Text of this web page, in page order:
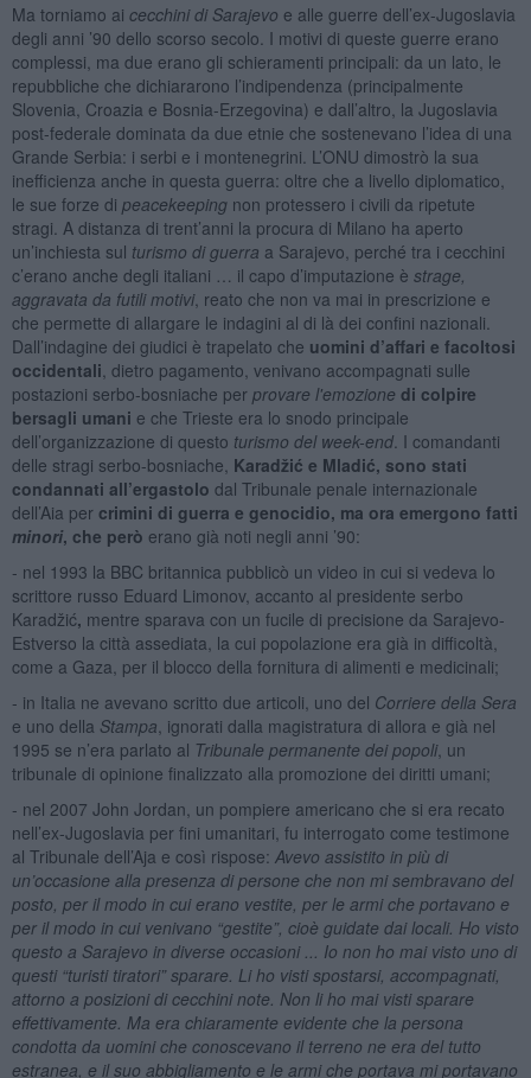
Ma torniamo ai cecchini di Sarajevo e alle guerre dell’ex-Jugoslavia
degli anni ’90 dello scorso secolo. I motivi di queste guerre erano
complessi, ma due erano gli schieramenti principali: da un lato, le
repubbliche che dichiararono l’indipendenza (principalmente
Slovenia, Croazia e Bosnia-Erzegovina) e dall’altro, la Jugoslavia
post-federale dominata da due etnie che sostenevano l’idea di una
Grande Serbia: i serbi e i montenegrini. L’ONU dimostrò la sua
inefficienza anche in questa guerra: oltre che a livello diplomatico,
le sue forze di peacekeepingnon protessero i civili da ripetute
stragi. A distanza di trent’anni la procura di Milano ha aperto
un’inchiesta sul turismo di guerra a Sarajevo, perché tra i cecchini
c’erano anche degli italiani … il capo d’imputazione è strage,
aggravata da futili motivi, reato che non va mai in prescrizione e
che permette di allargare le indagini al di là dei confini nazionali.
Dall’indagine dei giudici è trapelato che uomini d’affari e facoltosi
occidentali , dietro pagamento, venivano accompagnati sulle
postazioni serbo-bosniache per provare l'emozione di colpire
bersagli umani e che Trieste era lo snodo principale
dell’organizzazione di questo turismo del week-end. I comandanti
delle stragi serbo-bosniache, Karadžić e Mladić, sono stati
condannati all’ergastolo dal Tribunale penale internazionale
dell’Aia per crimini di guerra e genocidio, ma ora emergono fatti
minori, che però erano già noti negli anni ’90:
- nel 1993 la BBC britannica pubblicò un video in cui si vedeva lo
scrittore russo Eduard Limonov, accanto al presidente serbo
Karadžić, mentre sparava con un fucile di precisione da Sarajevo-
Estverso la città assediata, la cui popolazione era già in difficoltà,
come a Gaza, per il blocco della fornitura di alimenti e medicinali;
- in Italia ne avevano scritto due articoli, uno del Corriere della Sera
e uno della Stampa , ignorati dalla magistratura di allora e già nel
1995 se n’era parlato al Tribunale permanente dei popoli, un
tribunale di opinione finalizzato alla promozione dei diritti umani;
- nel 2007 John Jordan, un pompiere americano che si era recato
nell’ex-Jugoslavia per fini umanitari, fu interrogato come testimone
al Tribunale dell’Aja e così rispose: Avevo assistito in più di
un’occasione alla presenza di persone che non mi sembravano del
posto, per il modo in cui erano vestite, per le armi che portavano e
per il modo in cui venivano “gestite”, cioè guidate dai locali. Ho visto
questo a Sarajevo in diverse occasioni ... Io non ho mai visto uno di
questi “turisti tiratori” sparare. Li ho visti spostarsi, accompagnati,
attorno a posizioni di cecchini note. Non li ho mai visti sparare
effettivamente. Ma era chiaramente evidente che la persona
condotta da uomini che conoscevano il terreno ne era del tutto
estranea, e il suo abbigliamento e le armi che portava mi portavano